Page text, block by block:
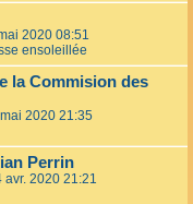
2020 08:51
ensoleillée
la Commision des
2020 21:35
Perrin
avr. 2020 21:21